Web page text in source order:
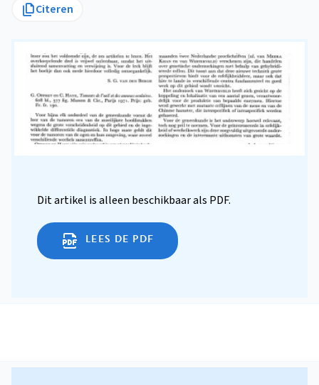
Citeren
Dit artikel is alleen beschikbaar als PDF.
LEES DE PDF